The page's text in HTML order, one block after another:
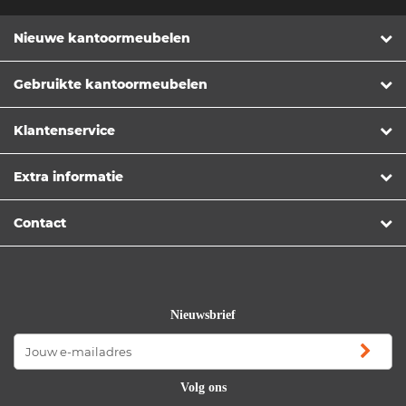
Nieuwe kantoormeubelen
Gebruikte kantoormeubelen
Klantenservice
Extra informatie
Contact
Nieuwsbrief
Volg ons